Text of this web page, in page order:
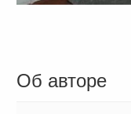
Об авторе